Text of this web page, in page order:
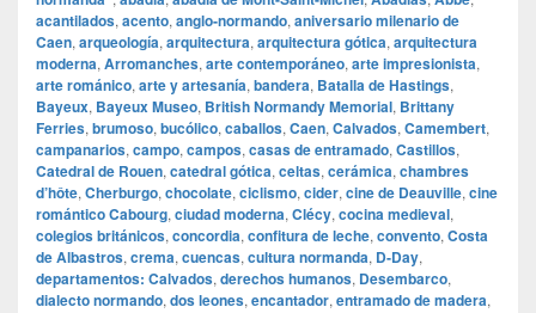
acantilados, acento, anglo‑normando, aniversario milenario de
Caen, arqueología, arquitectura, arquitectura gótica, arquitectura
moderna, Arromanches, arte contemporáneo, arte impresionista,
arte románico, arte y artesanía, bandera, Batalla de Hastings,
Bayeux, Bayeux Museo, British Normandy Memorial, Brittany
Ferries, brumoso, bucólico, caballos, Caen, Calvados, Camembert,
campanarios, campo, campos, casas de entramado, Castillos,
Catedral de Rouen, catedral gótica, celtas, cerámica, chambres
d’hôte, Cherburgo, chocolate, ciclismo, cider, cine de Deauville, cine
romántico Cabourg, ciudad moderna, Clécy, cocina medieval,
colegios británicos, concordia, confitura de leche, convento, Costa
de Albastros, crema, cuencas, cultura normanda, D‑Day,
departamentos: Calvados, derechos humanos, Desembarco,
dialecto normando, dos leones, encantador, entramado de madera,